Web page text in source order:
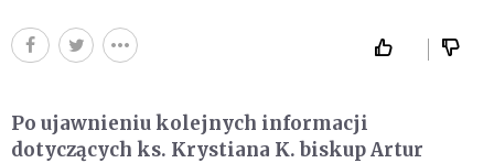
Po ujawnieniu kolejnych informacji
dotyczących ks. Krystiana K. biskup Artur